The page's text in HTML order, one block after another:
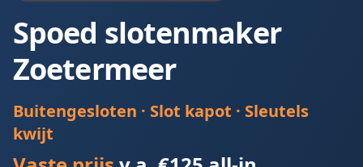
Spoed slotenmaker
Zoetermeer
Buitengesloten · Slot kapot · Sleutels
kwijt